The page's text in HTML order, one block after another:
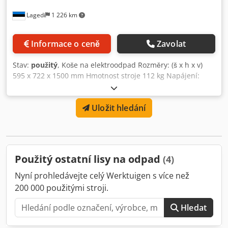
Lagedi 1 226 km
Informace o ceně Zavolat
Stav: použitý, Koše na elektroodpad Rozměry: (š x h x v)
595 x 722 x 1500 mm Hmotnost stroje 112 kg Napájení:
100-240 V. 50/60 Hz Cedpfx Aju R Uiaecajrf Poměr zhutnění
až 7:1
Uložit hledání
Použitý ostatní lisy na odpad (4)
Nyní prohledávejte celý Werktuigen s více než
200 000 použitými stroji.
Hledat